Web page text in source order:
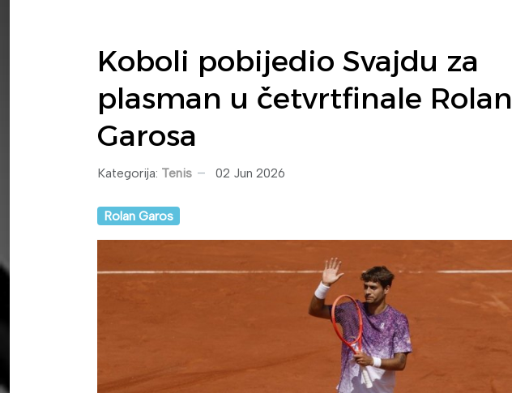
Koboli pobijedio Svajdu za
plasman u četvrtfinale Rolan
Garosa
Kategorija: Tenis 02 Jun 2026
Rolan Garos